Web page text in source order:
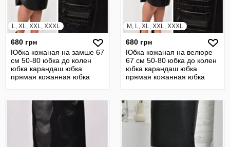
L, XL, XXL, XXXL
680 грн
Юбка кожаная на замше 67
см 50-80 юбка до колен
юбка карандаш юбка
прямая кожанная юбка
M, L, XL, XXL, XXXL
680 грн
Юбка кожаная на велюре
67 см 50-80 юбка до колен
юбка карандаш юбка
прямая кожанная юбка